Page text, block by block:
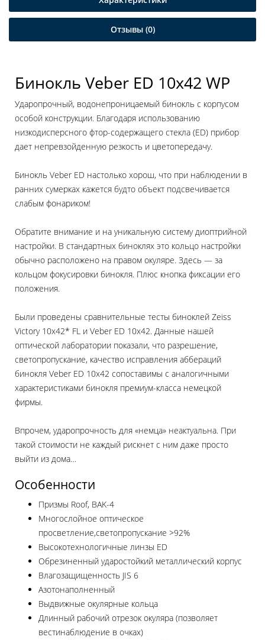
Отзывы (0)
Бинокль Veber ED 10x42 WP
Ударопрочный, водонепроницаемый бинокль с корпусом
особой конструкции. Благодаря использованию
низкодисперсного фтор-содержащего стекла (ED) прибор
дает непревзойденную резкость и цветопередачу.
Бинокль Veber ED настолько хорош, что при наблюдении в
ранних сумерках кажется будто объект подсвечивается
слабым фонариком!
Обратите внимание и на уникальную систему диоптрийной
настройки. В стандартных биноклях это кольцо настройки
обычно расположено на правом окуляре. Здесь — за
кольцом фокусировки бинокля. Плюс кнопка фиксации его
положения.
Были проведены сравнительные тесты биноклей Zeiss
Victory 10x42* FL и Veber ED 10x42. Данные нашей
оптической лаборатории показали, что разрешение,
светопропускание, качество исправления аббераций
бинокля Veber ED 10x42 сопоставимы с аналогичными
характеристиками бинокля премиум-класса немецкой
фирмы.
Впрочем, ударопрочность для «немца» неактуальна. При
такой стоимости не каждый рискнет с ним даже просто
выйти из дома…
Особенности
Призмы Roof, BAK-4
Многослойное оптическое
просветление,светопропускание >92%
Высокотехнологичные линзы ED
Обрезиненный ударостойкий металлический корпус
Влагозащищенность JIS 6
Азотонаполненный
Выдвижные окулярные кольца
Длинный рабочий отрезок окуляра (позволяет
вестинаблюдение в очках)